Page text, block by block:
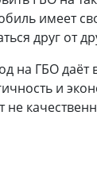
имеет
друг от
на ГБО
и
не